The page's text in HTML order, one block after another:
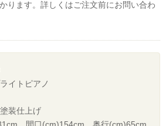
ります。詳しくはご注文前にお問い合わ
イトピアノ
装仕上げ
間口(cm)154cm 奥行(cm)65cm